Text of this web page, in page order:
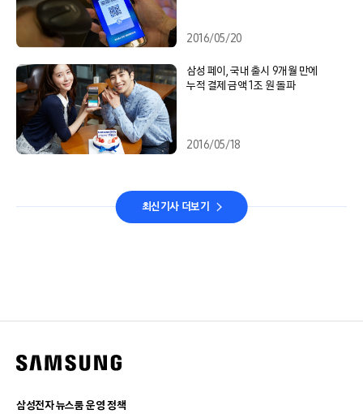
2016/05/20
삼성 페이, 국내 출시 9개월 만에
누적 결제 금액 1조 원 돌파
2016/05/18
최신기사 더보기
삼성전자 뉴스룸 운영 정책